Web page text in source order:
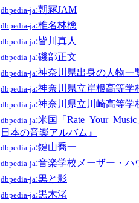
dbpedia-ja:朝霧JAM
dbpedia-ja:椎名林檎
dbpedia-ja:皆川真人
dbpedia-ja:磯部正文
dbpedia-ja:神奈川県出身の人物一
dbpedia-ja:神奈川県立岸根高等学
dbpedia-ja:神奈川県立川崎高等学
dbpedia-ja:米国「
日本の音楽アルバム』
dbpedia-ja:鍵山喬一
dbpedia-ja:音楽学校メーザー・ハ
dbpedia-ja:黒と影
dbpedia-ja:黒木渚